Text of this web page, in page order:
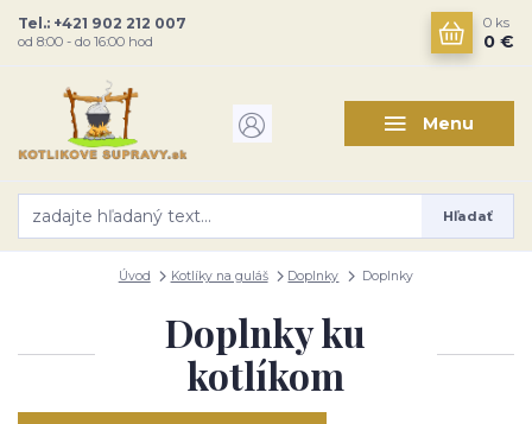
Menu
Hľadať
Tel.: +421 902 212 007
od 8:00 - do 16:00 hod
0 ks
0 €
Úvod Kotlíky na guláš Doplnky Doplnky
Doplnky ku
kotlíkom